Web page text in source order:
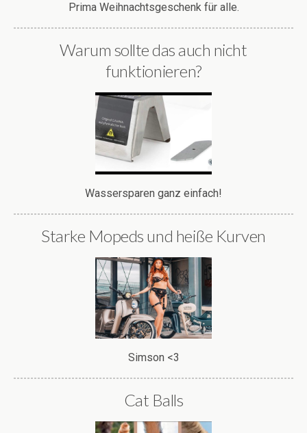
Prima Weihnachtsgeschenk für alle.
Warum sollte das auch nicht
funktionieren?
Wassersparen ganz einfach!
Starke Mopeds und heiße Kurven
Simson <3
Cat Balls